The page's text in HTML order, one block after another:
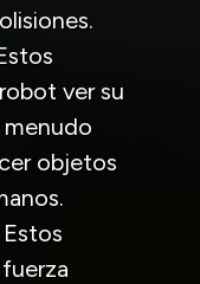
ver su
objetos
Estos